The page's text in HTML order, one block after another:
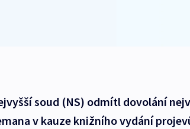
soud (NS) odmítl dovolání
v kauze knižního vydání